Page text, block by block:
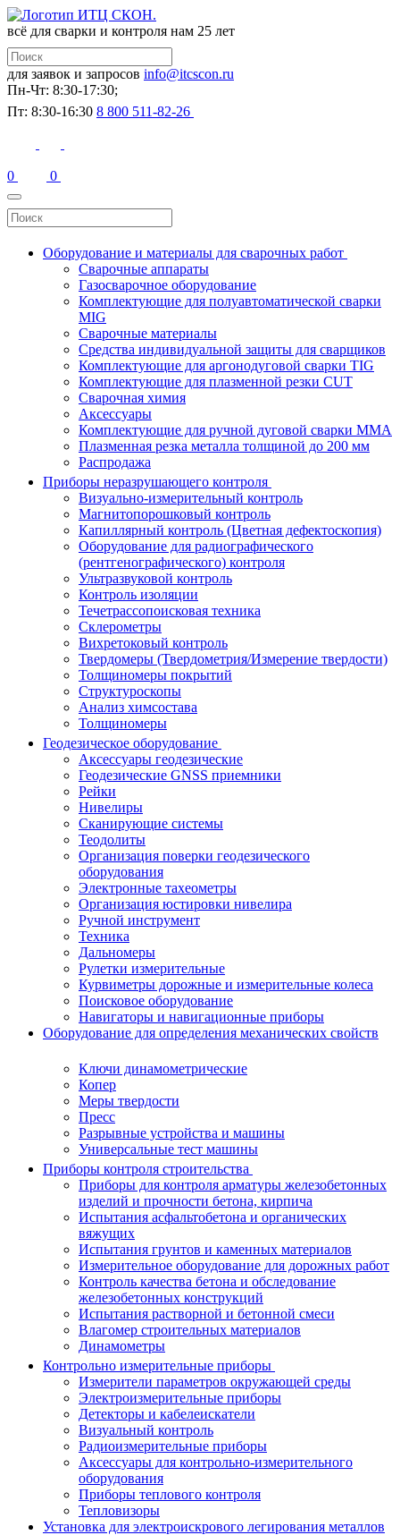
всё для сварки и контроля нам 25 лет
для заявок и запросов info@itcscon.ru
Пн-Чт: 8:30-17:30;
Пт: 8:30-16:30 8 800 511-82-26
0 0
Оборудование и материалы для сварочных работ
Сварочные аппараты
Газосварочное оборудование
Комплектующие для полуавтоматической сварки
MIG
Сварочные материалы
Средства индивидуальной защиты для сварщиков
Комплектующие для аргонодуговой сварки TIG
Комплектующие для плазменной резки CUT
Сварочная химия
Аксессуары
Комплектующие для ручной дуговой сварки MMA
Плазменная резка металла толщиной до 200 мм
Распродажа
Приборы неразрушающего контроля
Визуально-измерительный контроль
Магнитопорошковый контроль
Капиллярный контроль (Цветная дефектоскопия)
Оборудование для радиографического
(рентгенографического) контроля
Ультразвуковой контроль
Контроль изоляции
Течетрассопоисковая техника
Склерометры
Вихретоковый контроль
Твердомеры (Твердометрия/Измерение твердости)
Толщиномеры покрытий
Структуроскопы
Анализ химсостава
Толщиномеры
Геодезическое оборудование
Аксессуары геодезические
Геодезические GNSS приемники
Рейки
Нивелиры
Сканирующие системы
Теодолиты
Организация поверки геодезического
оборудования
Электронные тахеометры
Организация юстировки нивелира
Ручной инструмент
Техника
Дальномеры
Рулетки измерительные
Курвиметры дорожные и измерительные колеса
Поисковое оборудование
Навигаторы и навигационные приборы
Оборудование для определения механических свойств
Ключи динамометрические
Копер
Меры твердости
Пресс
Разрывные устройства и машины
Универсальные тест машины
Приборы контроля строительства
Приборы для контроля арматуры железобетонных
изделий и прочности бетона, кирпича
Испытания асфальтобетона и органических
вяжущих
Испытания грунтов и каменных материалов
Измерительное оборудование для дорожных работ
Контроль качества бетона и обследование
железобетонных конструкций
Испытания растворной и бетонной смеси
Влагомер строительных материалов
Динамометры
Контрольно измерительные приборы
Измерители параметров окружающей среды
Электроизмерительные приборы
Детекторы и кабелеискатели
Визуальный контроль
Радиоизмерительные приборы
Аксессуары для контрольно-измерительного
оборудования
Приборы теплового контроля
Тепловизоры
Установка для электроискрового легирования металлов